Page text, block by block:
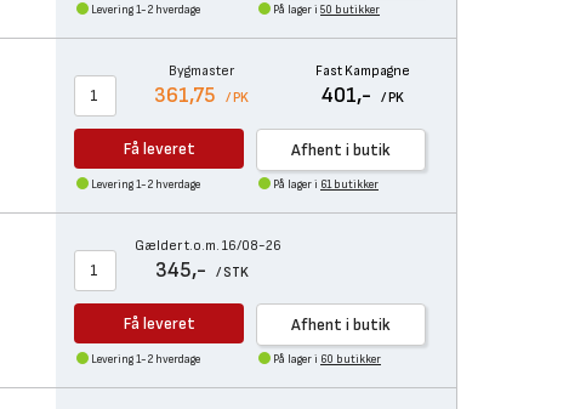
Levering 1-2 hverdage På lager i 50 butikker
Bygmaster
361,75 / PK
Fast Kampagne
401,- / PK
Få leveret Afhent i butik
Levering 1-2 hverdage På lager i 61 butikker
Gælder t.o.m. 16/08-26
345,- / STK
Få leveret Afhent i butik
Levering 1-2 hverdage På lager i 60 butikker